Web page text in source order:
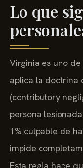
Lo que
Virginia es uno
aplica la doctrina
(contributory
persona
1% culpable de
impide
Esta regla hace